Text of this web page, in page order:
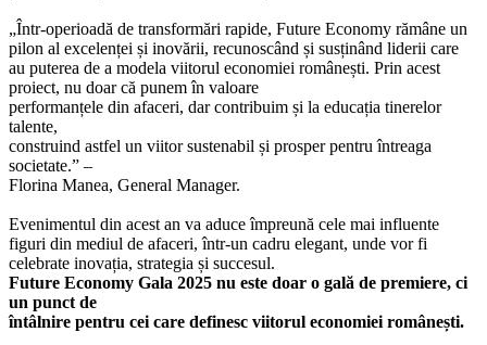
„Într-operioadă de transformări rapide, Future Economy rămâne un
pilon al excelenței și inovării, recunoscând și susținând liderii care
au puterea de a modela viitorul economiei românești. Prin acest
proiect, nu doar că punem în valoare
performanțele din afaceri, dar contribuim și la educația tinerelor
talente,
construind astfel un viitor sustenabil și prosper pentru întreaga
societate.” –
Florina Manea, General Manager.
Evenimentul din acest an va aduce împreună cele mai influente
figuri din mediul de afaceri, într-un cadru elegant, unde vor fi
celebrate inovația, strategia și succesul.
Future Economy Gala 2025 nu este doar o gală de premiere, ci
un punct de
întâlnire pentru cei care definesc viitorul economiei românești.